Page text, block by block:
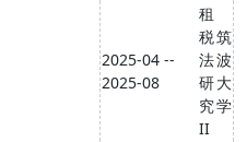
2025-04 --
2025-08
租
税
法
研
究
II
筑
波
大
学